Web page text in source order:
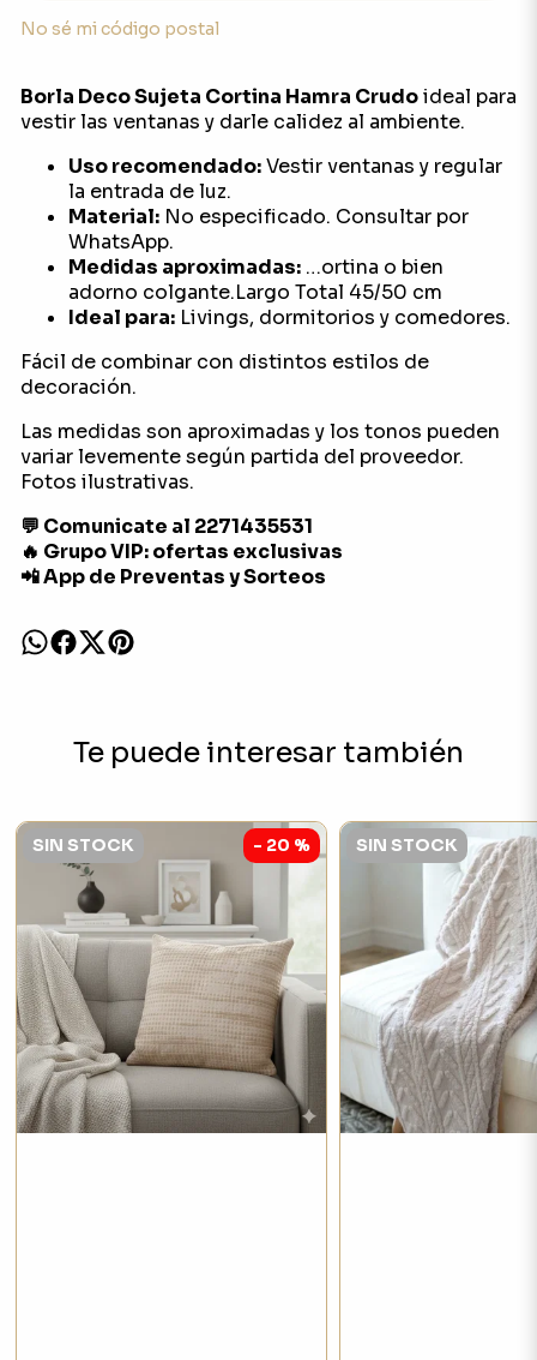
No sé mi código postal
Borla Deco Sujeta Cortina Hamra Crudoideal para
vestir las ventanas y darle calidez al ambiente.
Uso recomendado:Vestir ventanas y regular
la entrada de luz.
Material:No especificado. Consultar por
WhatsApp.
Medidas aproximadas:…ortina o bien
adorno colgante.Largo Total 45/50 cm
Ideal para:Livings, dormitorios y comedores.
Fácil de combinar con distintos estilos de
decoración.
Las medidas son aproximadas y los tonos pueden
variar levemente según partida del proveedor.
Fotos ilustrativas.
💬 Comunicate al 2271435531
🔥 Grupo VIP: ofertas exclusivas
📲 App de Preventas y Sorteos
Te puede interesar también
SIN STOCK - 20 % SIN STOCK